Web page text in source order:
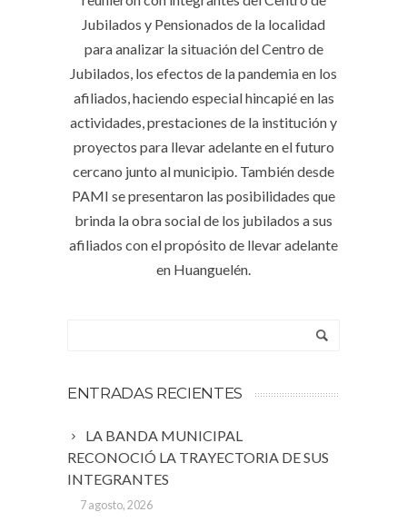
Jubilados y Pensionados de la localidad
para analizar la situación del Centro de
Jubilados, los efectos de la pandemia en los
afiliados, haciendo especial hincapié en las
actividades, prestaciones de la institución y
proyectos para llevar adelante en el futuro
cercano junto al municipio. También desde
PAMI se presentaron las posibilidades que
brinda la obra social de los jubilados a sus
afiliados con el propósito de llevar adelante
en Huanguelén.
ENTRADAS RECIENTES
LA BANDA MUNICIPAL
RECONOCIÓ LA TRAYECTORIA DE SUS
INTEGRANTES
7 agosto, 2026